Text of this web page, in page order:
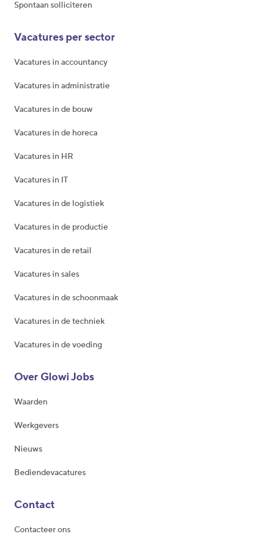
Spontaan solliciteren
Vacatures per sector
Vacatures in accountancy
Vacatures in administratie
Vacatures in de bouw
Vacatures in de horeca
Vacatures in HR
Vacatures in IT
Vacatures in de logistiek
Vacatures in de productie
Vacatures in de retail
Vacatures in sales
Vacatures in de schoonmaak
Vacatures in de techniek
Vacatures in de voeding
Over Glowi Jobs
Waarden
Werkgevers
Nieuws
Bediendevacatures
Contact
Contacteer ons